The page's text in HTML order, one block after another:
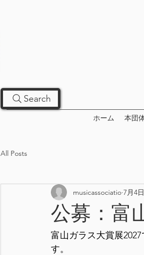
Search
ホーム 本団
All Posts
公募：富
musicassociatio 7月4日
富山ガラス大賞展
す。